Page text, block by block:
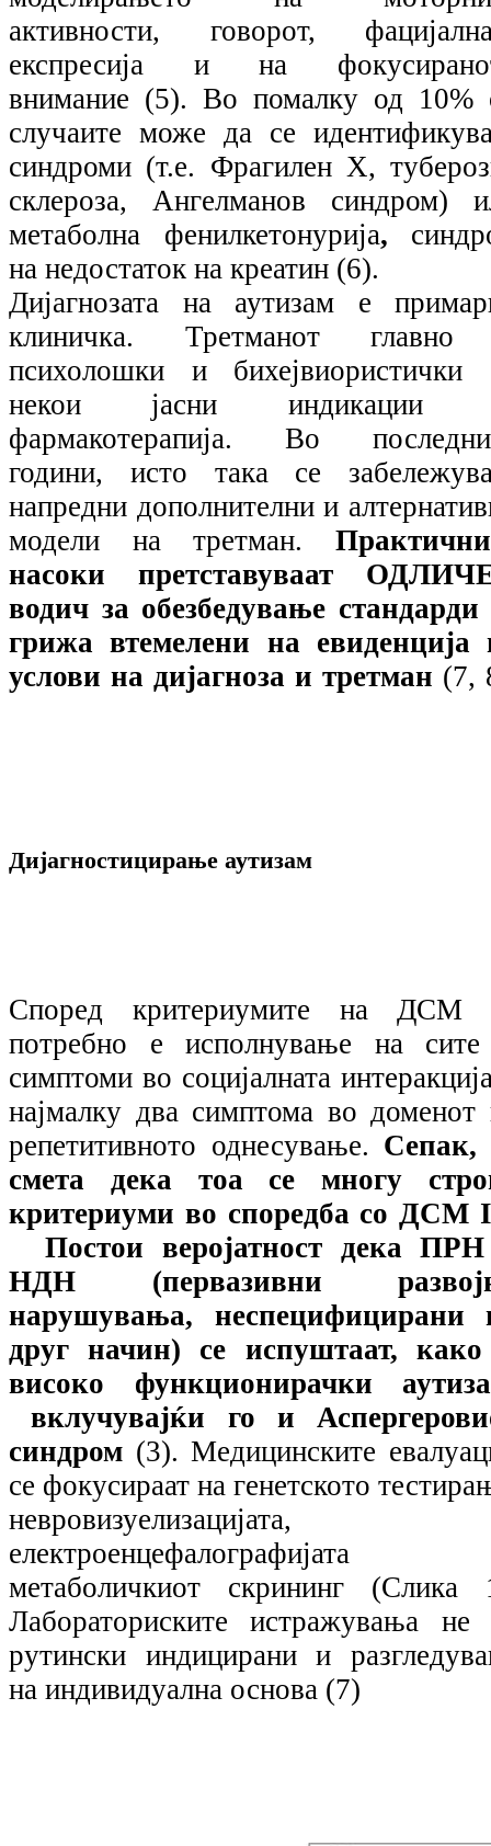
активности, говорот,
експресија и на
внимание (5). Во помалку од 10%
случаите може да се
синдроми (т.е. Фрагилен Х,
склероза, Ангелманов синдром)
метаболна фенилкетонурија,
на недостаток на креатин (6).
Дијагнозата на аутизам е
клиничка. Третманот
психолошки и бихејвиористички
некои јасни индикации
фармакотерапија. Во
години, исто така се
напредни дополнителни и
модели на третман.
насоки претставуваат
водич за обезбедување стандарди
грижа втемелени на евиденција
услови на дијагноза и третман (7,
Дијагностицирање аутизам
Според критериумите на ДСМ
потребно е исполнување на
симптоми во социјалната
најмалку два симптома во доменот
репетитивното однесување. Сепак,
смета дека тоа се многу
критериуми во споредба со ДСМ
Постои веројатност дека
НДН (первазивни
нарушувања, неспецифицирани
друг начин) се испуштаат,
високо функционирачки
вклучувајќи го и
синдром (3). Медицинските
се фокусираат на генетското
невровизуелизацијата,
метаболичкиот скрининг (Слика
Лабораториските истражувања не
рутински индицирани и
на индивидуална основа (7)